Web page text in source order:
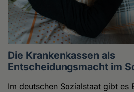
Die Krankenkassen als
Entscheidungsmacht im
Im deutschen Sozialstaat gibt es